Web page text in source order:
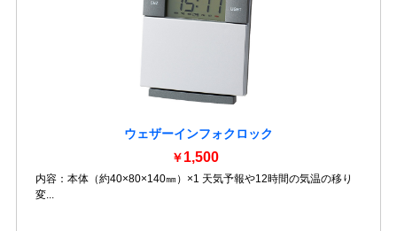
ウェザーインフォクロック
￥ 1,500
内容：本体（約40×80×140㎜）×1 天気予報や12時間の気温の移り
変...